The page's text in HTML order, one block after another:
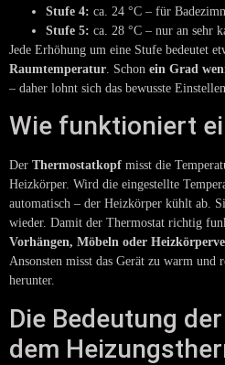
Stufe 4: ca. 24 °C – für
Stufe 5: ca. 28 °C – nur an sehr
Jede Erhöhung um eine Stufe bedeutet
Raumtemperatur . Schon ein Grad
– daher lohnt sich das bewusste
Wie funktioniert
Der Thermostatkopf misst die
Heizkörper. Wird die eingestellte
automatisch – der Heizkörper kühlt ab.
wieder. Damit der Thermostat richtig
Vorhängen, Möbeln oder
Ansonsten misst das Gerät zu warm und
herunter.
Die Bedeutung
dem